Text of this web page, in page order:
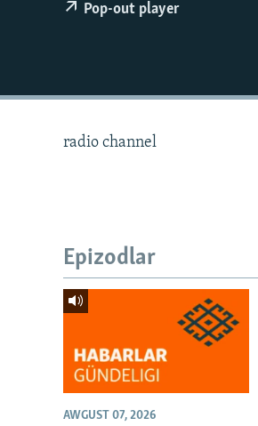
Pop-out player
radio channel
Epizodlar
AWGUST 07, 2026